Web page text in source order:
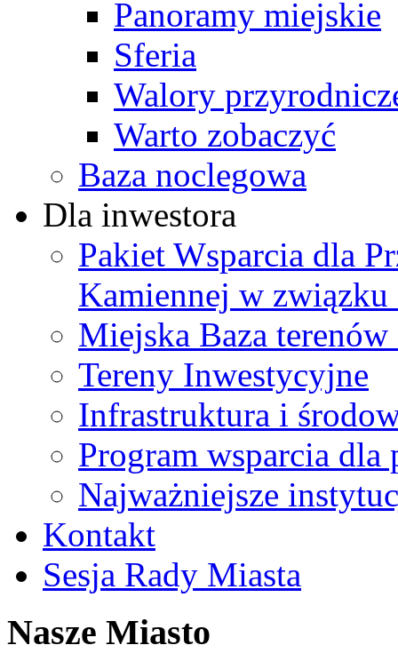
Panoramy miejskie
Sferia
Walory
Warto zobaczyć
Baza noclegowa
Dla inwestora
Pakiet Wsparcia dla
Kamiennej w
Miejska Baza
Tereny Inwestycyjne
Infrastruktura i
Program wsparcia
Najważniejsze
Kontakt
Sesja Rady Miasta
Nasze Miasto